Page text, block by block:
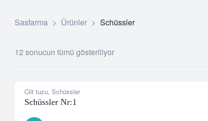
Sasfarma > Ürünler > Schüssler
12 sonucun tümü gösteriliyor
Cilt tuzu, Schüssler
Schüssler Nr:1